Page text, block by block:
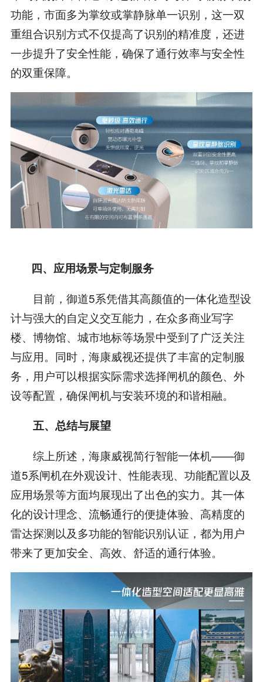
功能，市面多为掌纹或掌静脉单一识别，这一双
重组合识别方式不仅提高了识别的精准度，还进
一步提升了安全性能，确保了通行效率与安全性
的双重保障。
四、应用场景与定制服务
目前，御道5系凭借其高颜值的一体化造型设
计与强大的自定义交互能力，在众多商业写字
楼、博物馆、城市地标等场景中受到了广泛关注
与应用。同时，海康威视还提供了丰富的定制服
务，用户可以根据实际需求选择闸机的颜色、外
设等配置，确保闸机与安装环境的和谐相融。
五、总结与展望
综上所述，海康威视简行智能一体机——御
道5系闸机在外观设计、性能表现、功能配置以及
应用场景等方面均展现出了出色的实力。其一体
化的设计理念、流畅通行的便捷体验、高精度的
雷达探测以及多功能的智能识别认证，都为用户
带来了更加安全、高效、舒适的通行体验。